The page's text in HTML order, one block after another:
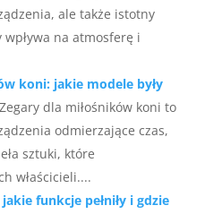
ale także istotny
na atmosferę i
koni: jakie modele były
Zegary dla miłośników koni to
odmierzające czas,
sztuki, które
właścicieli....
funkcje pełniły i gdzie